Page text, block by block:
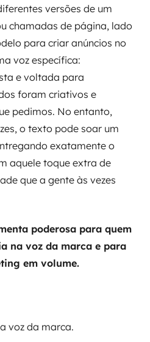
versões de um
chamadas de página, lado
para criar anúncios no
voz específica:
e voltada para
foram criativos e
pedimos. No entanto,
o texto pode soar um
exatamente o
aquele toque extra de
que a gente às vezes
poderosa para quem
na voz da marca e para
em volume.
voz da marca.